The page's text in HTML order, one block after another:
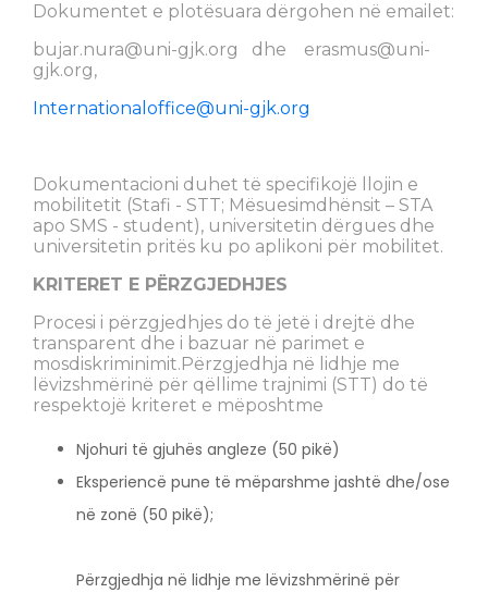
Dokumentet e plotësuara dërgohen në emailet:
bujar.nura@uni-gjk.org
dhe erasmus@uni-
gjk.org,
Internationaloffice@uni-gjk.org
Dokumentacioni duhet të specifikojë llojin e
mobilitetit (Stafi - STT; Mësuesimdhënsit – STA
apo SMS - student), universitetin dërgues dhe
universitetin pritës ku po aplikoni për mobilitet.
KRITERET E PËRZGJEDHJES
Procesi i përzgjedhjes do të jetë i drejtë dhe
transparent dhe i bazuar në parimet e
mosdiskriminimit.Përzgjedhja në lidhje me
lëvizshmërinë për qëllime trajnimi (STT) do të
respektojë kriteret e mëposhtme
Njohuri të gjuhës angleze (50 pikë)
Eksperiencë pune të mëparshme jashtë dhe/ose
në zonë (50 pikë);
Përzgjedhja në lidhje me lëvizshmërinë për